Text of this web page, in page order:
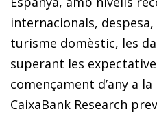
internacionals,
turisme domèstic, les
superant les
començament d’any a
CaixaBank Research